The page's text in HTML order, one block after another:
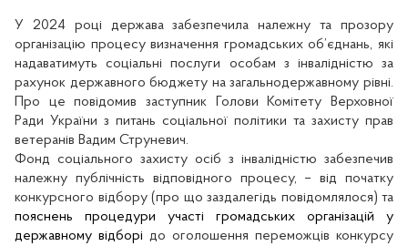
У 2024 році держава забезпечила належну та прозору
організацію процесу визначення громадських об’єднань, які
надаватимуть соціальні послуги особам з інвалідністю за
рахунок державного бюджету на загальнодержавному рівні.
Про це повідомив заступник Голови Комітету Верховної
Ради України з питань соціальної політики та захисту прав
ветеранів Вадим Струневич.
Фонд соціального захисту осіб з інвалідністю забезпечив
належну публічність відповідного процесу, – відпочатку
конкурсного відбору (про що заздалегідь повідомлялося) та
пояснень процедури участі громадських організацій у
державному відборі до оголошення переможців конкурсу